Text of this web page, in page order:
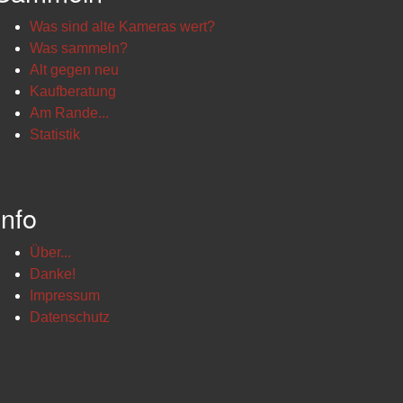
Was sind alte Kameras wert?
Was sammeln?
Alt gegen neu
Kaufberatung
Am Rande...
Statistik
Über...
Danke!
Impressum
Datenschutz